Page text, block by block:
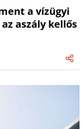
a vízügyi
aszály kellős